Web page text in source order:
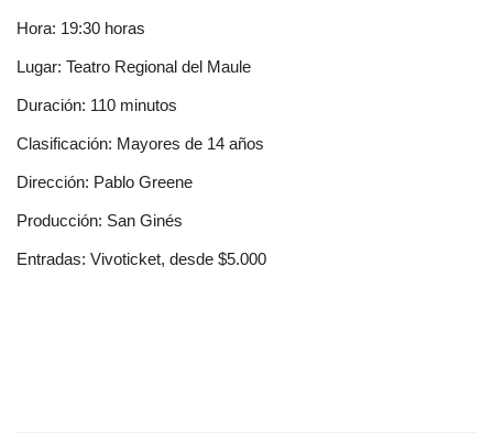
Hora: 19:30 horas
Lugar: Teatro Regional del Maule
Duración: 110 minutos
Clasificación: Mayores de 14 años
Dirección: Pablo Greene
Producción: San Ginés
Entradas: Vivoticket, desde $5.000